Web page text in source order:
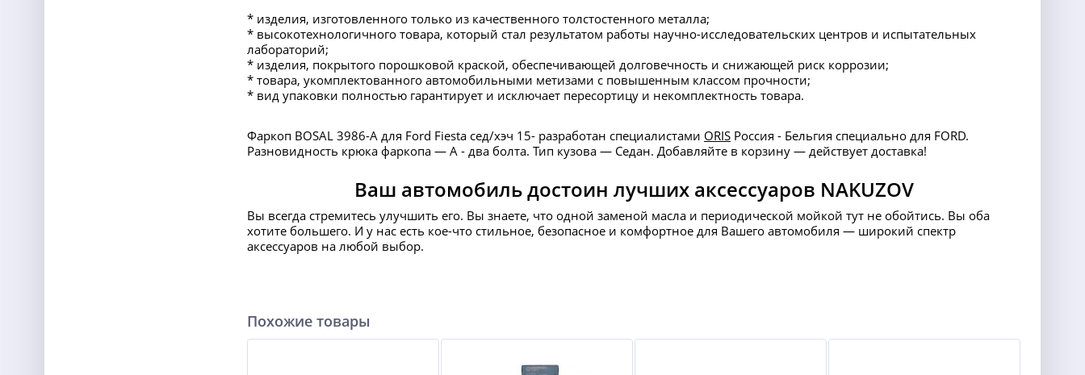
* изделия, изготовленного только из качественного толстостенного металла;
* высокотехнологичного товара, который стал результатом работы научно-исследовательских центров и испытательных
лабораторий;
* изделия, покрытого порошковой краской, обеспечивающей долговечность и снижающей риск коррозии;
* товара, укомплектованного автомобильными метизами с повышенным классом прочности;
* вид упаковки полностью гарантирует и исключает пересортицу и некомплектность товара.
Фаркоп BOSAL 3986-A для Ford Fiesta сед/хэч 15- разработан специалистами ORIS Россия - Бельгия специально для FORD.
Разновидность крюка фаркопа — А - два болта. Тип кузова — Седан. Добавляйте в корзину — действует доставка!
Ваш автомобиль достоин лучших аксессуаров NAKUZOV
Вы всегда стремитесь улучшить его. Вы знаете, что одной заменой масла и периодической мойкой тут не обойтись. Вы оба
хотите большего. И у нас есть кое-что стильное, безопасное и комфортное для Вашего автомобиля — широкий спектр
аксессуаров на любой выбор.
Похожие товары